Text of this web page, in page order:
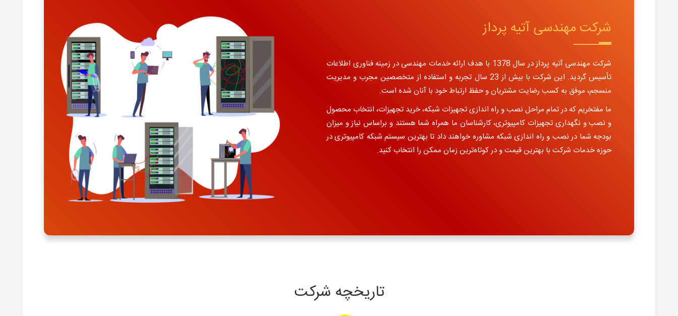
شرکت مهندسی آتیه پرداز
شرکت مهندسی آتیه پرداز در سال 1378 با هدف ارائه خدمات مهندسی در زمینه فناوری اطلاعات
تأسیس گردید. این شرکت با بیش از 23 سال تجربه و استفاده از متخصصین مجرب و مدیریت
منسجم، موفق به کسب رضایت مشتریان و حفظ ارتباط خود با آنان شده است.
ما مفتخریم که در تمام مراحل نصب و راه اندازی تجهیزات شبکه، خرید تجهیزات، انتخاب محصول
و نصب و نگهداری تجهیزات کامپیوتری، کارشناسان ما همراه شما هستند و براساس نیاز و میزان
بودجه شما در نصب و راه اندازی شبکه مشاوره خواهند داد تا بهترین سیستم شبکه کامپیوتری در
حوزه خدمات شرکت با بهترین قیمت و در کوتاه‌ترین زمان ممکن را انتخاب کنید.
تاریخچه شرکت